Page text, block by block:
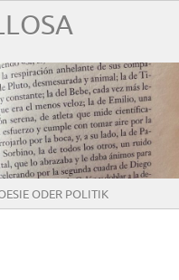
ODER POLITIK